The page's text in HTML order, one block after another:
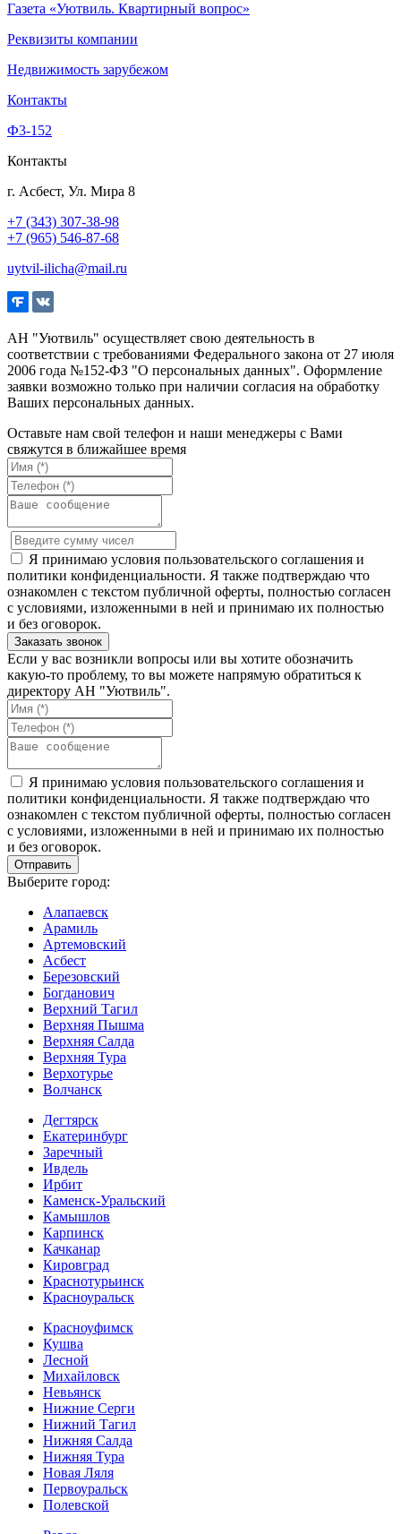
Газета «Уютвиль. Квартирный вопрос»
Реквизиты компании
Недвижимость зарубежом
Контакты
Ф3-152
Контакты
г. Асбест, Ул. Мира 8
+7 (343) 307-38-98
+7 (965) 546-87-68
uytvil-ilicha@mail.ru
АН "Уютвиль" осуществляет свою деятельность в
соответствии с требованиями Федерального закона от 27 июля
2006 года №152-ФЗ "О персональных данных". Оформление
заявки возможно только при наличии согласия на обработку
Ваших персональных данных.
Оставьте нам свой телефон и наши менеджеры с Вами
свяжутся в ближайшее время
Я принимаю условия пользовательского соглашения и
политики конфиденциальности. Я также подтверждаю что
ознакомлен с текстом публичной оферты, полностью согласен
с условиями, изложенными в ней и принимаю их полностью
и без оговорок.
Если у вас возникли вопросы или вы хотите обозначить
какую-то проблему, то вы можете напрямую обратиться к
директору АН "Уютвиль".
Я принимаю условия пользовательского соглашения и
политики конфиденциальности. Я также подтверждаю что
ознакомлен с текстом публичной оферты, полностью согласен
с условиями, изложенными в ней и принимаю их полностью
и без оговорок.
Выберите город:
Алапаевск
Арамиль
Артемовский
Асбест
Березовский
Богданович
Верхний Тагил
Верхняя Пышма
Верхняя Салда
Верхняя Тура
Верхотурье
Волчанск
Дегтярск
Екатеринбург
Заречный
Ивдель
Ирбит
Каменск-Уральский
Камышлов
Карпинск
Качканар
Кировград
Краснотурьинск
Красноуральск
Красноуфимск
Кушва
Лесной
Михайловск
Невьянск
Нижние Серги
Нижний Тагил
Нижняя Салда
Нижняя Тура
Новая Ляля
Первоуральск
Полевской